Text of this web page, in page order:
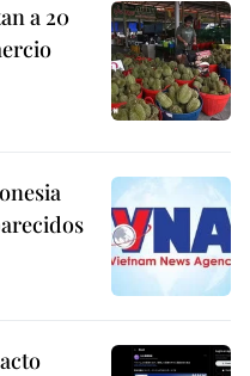
a 20